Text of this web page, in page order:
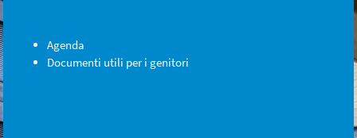
Agenda
Documenti utili per i genitori